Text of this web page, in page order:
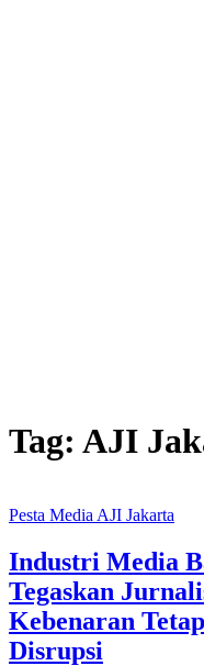
Tag: AJI
Pesta Media AJI Jakarta
Industri Media
Tegaskan
Kebenaran
Disrupsi